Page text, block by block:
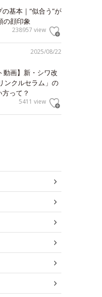
基本｜“似合う”が
の顔印象
238957 view
2025/08/22
動画】新・シワ改
ンクルセラム」の
って？
5411 view